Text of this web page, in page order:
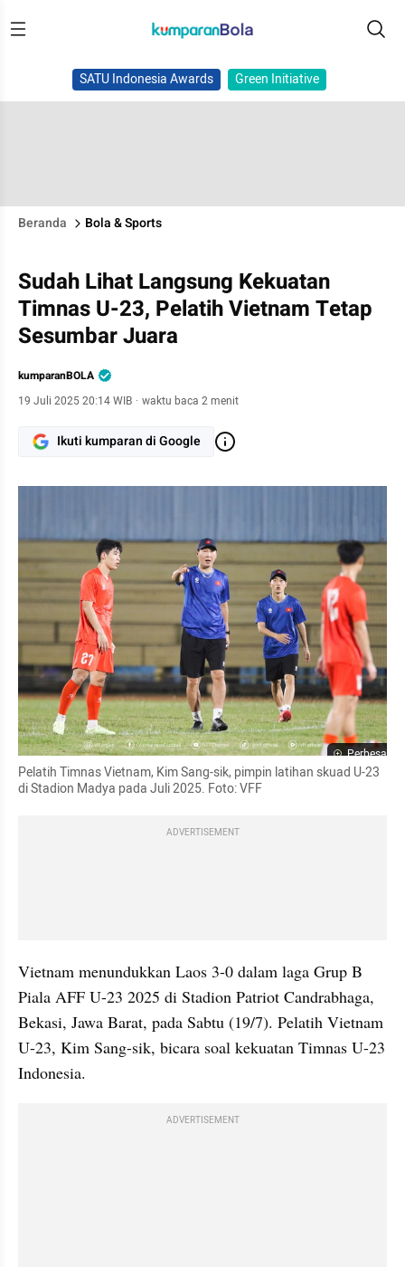
SATU Indonesia Awards Green Initiative
Beranda Bola & Sports
Sudah Lihat Langsung Kekuatan
Timnas U-23, Pelatih Vietnam Tetap
Sesumbar Juara
kumparanBOLA
19 Juli 2025 20:14 WIB · waktu baca 2 menit
Ikuti kumparan di Google
Perbesar
Pelatih Timnas Vietnam, Kim Sang-sik, pimpin latihan skuad U-23
di Stadion Madya pada Juli 2025. Foto: VFF
ADVERTISEMENT
Vietnam menundukkan Laos 3-0 dalam laga Grup B
Piala AFF U-23 2025 di Stadion Patriot Candrabhaga,
Bekasi, Jawa Barat, pada Sabtu (19/7). Pelatih Vietnam
U-23, Kim Sang-sik, bicara soal kekuatan Timnas U-23
Indonesia.
ADVERTISEMENT